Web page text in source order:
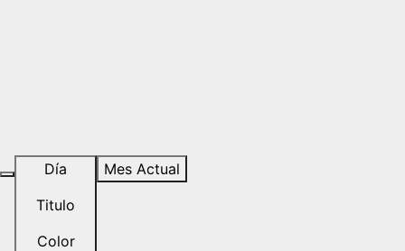
Día
Titulo
Color
Mes Actual